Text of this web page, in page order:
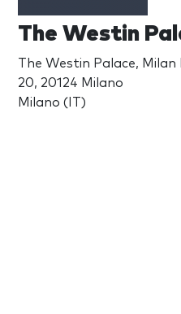
The Westin
The Westin Palace, Milan
20, 20124 Milano
Milano (IT)